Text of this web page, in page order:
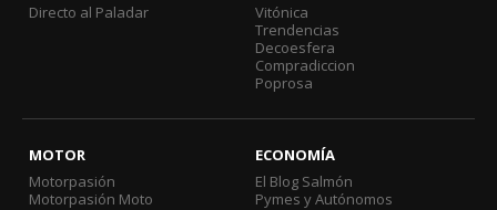
Directo al Paladar
Vitónica
Trendencias
Decoesfera
Compradiccion
Poprosa
MOTOR
Motorpasión
Motorpasión Moto
ECONOMÍA
El Blog Salmón
Pymes y Autónomos